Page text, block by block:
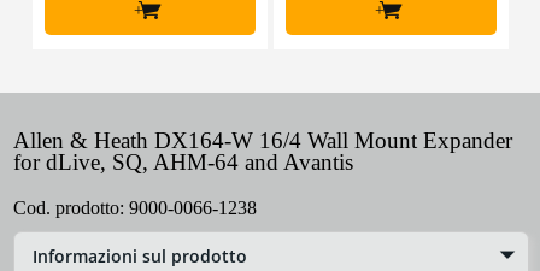
+ +
Allen & Heath DX164-W 16/4 Wall Mount Expander
for dLive, SQ, AHM-64 and Avantis
Cod. prodotto: 9000-0066-1238
Informazioni sul prodotto